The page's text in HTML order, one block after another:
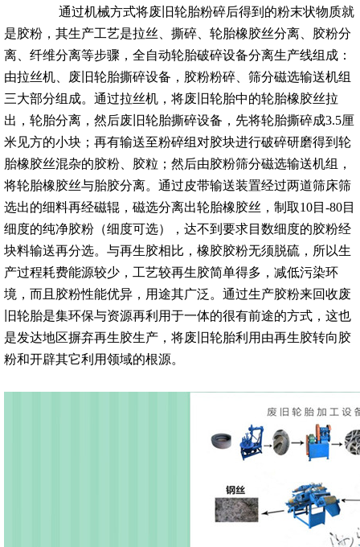
通过机械方式将废旧轮胎粉碎后得到的粉末状物质就
是胶粉，其生产工艺是拉丝、撕碎、轮胎橡胶丝分离、胶粉分
离、纤维分离等步骤，全自动轮胎破碎设备分离生产线组成：
由拉丝机、废旧轮胎撕碎设备，胶粉粉碎、筛分磁选输送机组
三大部分组成。通过拉丝机，将废旧轮胎中的轮胎橡胶丝拉
出，轮胎分离，然后废旧轮胎撕碎设备，先将轮胎撕碎成3.5厘
米见方的小块；再有输送至粉碎组对胶块进行破碎研磨得到轮
胎橡胶丝混杂的胶粉、胶粒；然后由胶粉筛分磁选输送机组，
将轮胎橡胶丝与胎胶分离。通过皮带输送装置经过两道筛床筛
选出的细料再经磁辊，磁选分离出轮胎橡胶丝，制取10目-80目
细度的纯净胶粉（细度可选），达不到要求目数细度的胶粉经
块料输送再分选。与再生胶相比，橡胶胶粉无须脱硫，所以生
产过程耗费能源较少，工艺较再生胶简单得多，减低污染环
境，而且胶粉性能优异，用途其广泛。通过生产胶粉来回收废
旧轮胎是集环保与资源再利用于一体的很有前途的方式，这也
是发达地区摒弃再生胶生产，将废旧轮胎利用由再生胶转向胶
粉和开辟其它利用领域的根源。